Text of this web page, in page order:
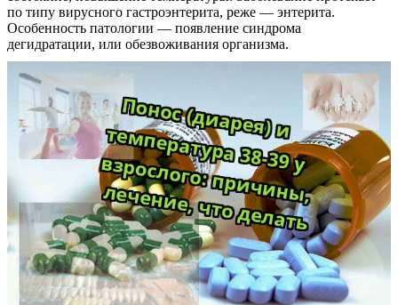
по типу вирусного гастроэнтерита, реже — энтерита.
Особенность патологии — появление синдрома
дегидратации, или обезвоживания организма.